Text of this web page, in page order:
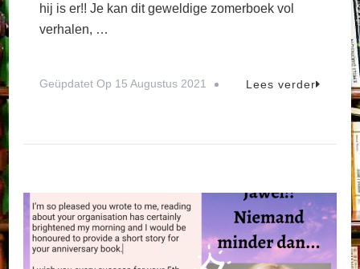
hij is er!! Je kan dit geweldige zomerboek vol
verhalen, …
Geüpdatet Op 15 Augustus 2021 Lees verder